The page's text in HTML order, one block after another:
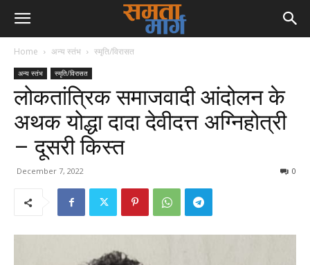
Home अन्य स्तंभ स्मृति/विरासत
अन्य स्तंभ स्मृति/विरासत
लोकतांत्रिक समाजवादी आंदोलन के
अथक योद्धा दादा देवीदत्त अग्निहोत्री
– दूसरी किस्त
December 7, 2022 0